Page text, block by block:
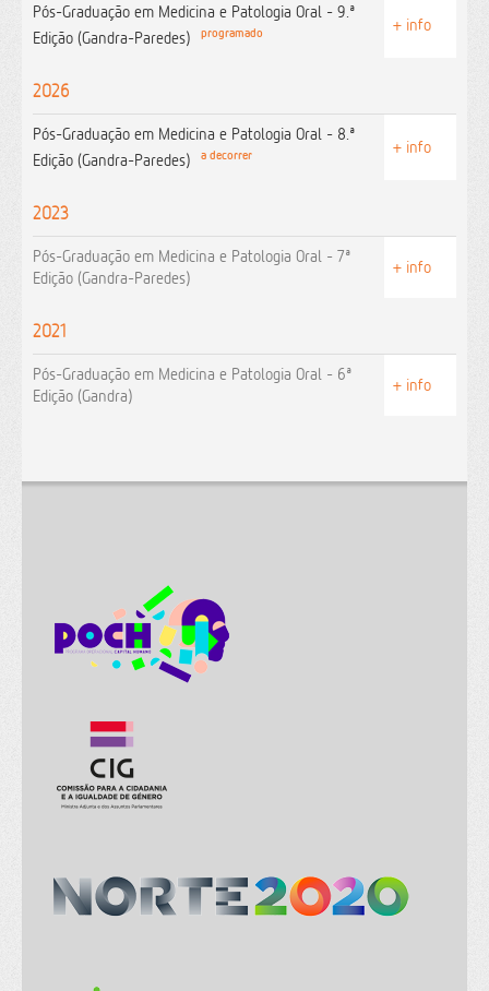
Pós-Graduação em Medicina e Patologia Oral - 9.ª
Edição (Gandra-Paredes)
programado + info
2026
Pós-Graduação em Medicina e Patologia Oral - 8.ª
Edição (Gandra-Paredes)
a decorrer + info
2023
Pós-Graduação em Medicina e Patologia Oral - 7ª
Edição (Gandra-Paredes)
+ info
2021
Pós-Graduação em Medicina e Patologia Oral - 6ª
Edição (Gandra)
+ info